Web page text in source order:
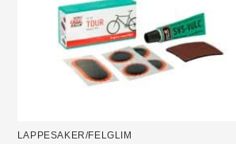
LAPPESAKER/FELGLIM